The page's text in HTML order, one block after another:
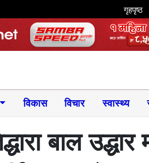
गृहपृष्ठ
विकास विचार स्वास्थ्य
बाल उद्धार